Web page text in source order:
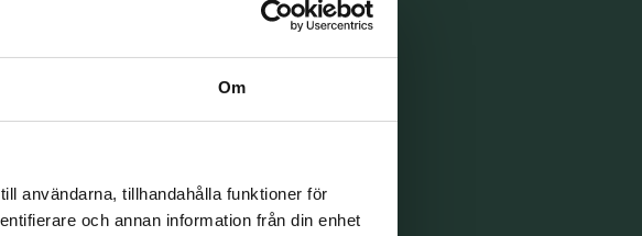
Om
användarna, tillhandahålla funktioner för
och annan information från din enhet
dig att